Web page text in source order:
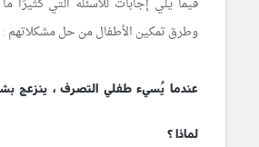
وطرق تمكين الأطفال من حل مشكلاتهم :
عندما يسيء طفلي التصرف ، ينزعج
لماذا ؟